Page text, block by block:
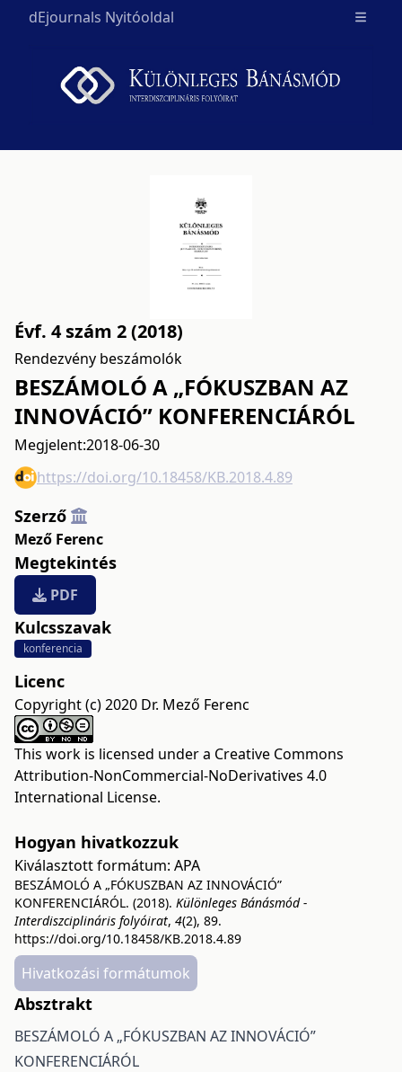
dEjournals Nyitóoldal Open
Évf. 4 szám 2 (2018)
Rendezvény beszámolók
BESZÁMOLÓ A „FÓKUSZBAN AZ
INNOVÁCIÓ” KONFERENCIÁRÓL
Megjelent:2018-06-30
https://doi.org/10.18458/KB.2018.4.89
Szerző
Mező Ferenc
Megtekintés
PDF
Kulcsszavak
konferencia
Licenc
Copyright (c) 2020 Dr. Mező Ferenc
This work is licensed under a Creative Commons
Attribution-NonCommercial-NoDerivatives 4.0
International License.
Hogyan hivatkozzuk
Kiválasztott formátum: APA
BESZÁMOLÓ A „FÓKUSZBAN AZ INNOVÁCIÓ”
KONFERENCIÁRÓL. (2018). Különleges Bánásmód -
Interdiszciplináris folyóirat, 4(2), 89.
https://doi.org/10.18458/KB.2018.4.89
Hivatkozási formátumok
Absztrakt
BESZÁMOLÓ A „FÓKUSZBAN AZ INNOVÁCIÓ”
KONFERENCIÁRÓL